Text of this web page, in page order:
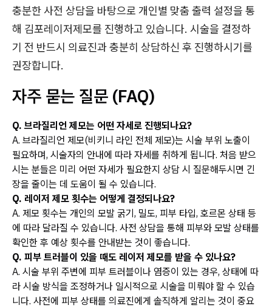
충분한 사전 상담을 바탕으로 개인별 맞춤 출력 설정을 통
해 김포레이저제모를 진행하고 있습니다. 시술을 결정하
기 전 반드시 의료진과 충분히 상담하신 후 진행하시기를
권장합니다.
자주 묻는 질문 (FAQ)
Q. 브라질리언 제모는 어떤 자세로 진행되나요?
A. 브라질리언 제모(비키니 라인 전체 제모)는 시술 부위 노출이
필요하며, 시술자의 안내에 따라 자세를 취하게 됩니다. 처음 받으
시는 분들은 미리 어떤 자세가 필요한지 상담 시 질문해두시면 긴
장을 줄이는 데 도움이 될 수 있습니다.
Q. 레이저 제모 횟수는 어떻게 결정되나요?
A. 제모 횟수는 개인의 모발 굵기, 밀도, 피부 타입, 호르몬 상태 등
에 따라 달라질 수 있습니다. 사전 상담을 통해 피부와 모발 상태를
확인한 후 예상 횟수를 안내받는 것이 좋습니다.
Q. 피부 트러블이 있을 때도 레이저 제모를 받을 수 있나요?
A. 시술 부위 주변에 피부 트러블이나 염증이 있는 경우, 상태에 따
라 시술 방식을 조정하거나 일시적으로 시술을 미뤄야 할 수 있습
니다. 사전에 피부 상태를 의료진에게 솔직하게 알리는 것이 중요